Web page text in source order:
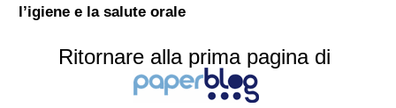
l’igiene e la salute orale
Ritornare alla prima pagina di